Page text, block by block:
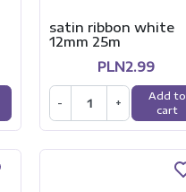
satin ribbon white
12mm 25m
PLN2.99
- +
Add to
cart